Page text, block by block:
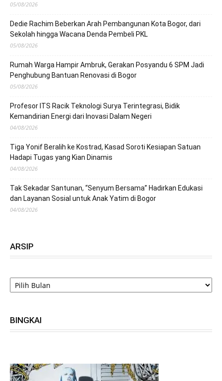
05/08/2026
Dedie Rachim Beberkan Arah Pembangunan Kota Bogor, dari
Sekolah hingga Wacana Denda Pembeli PKL
05/08/2026
Rumah Warga Hampir Ambruk, Gerakan Posyandu 6 SPM Jadi
Penghubung Bantuan Renovasi di Bogor
05/08/2026
Profesor ITS Racik Teknologi Surya Terintegrasi, Bidik
Kemandirian Energi dari Inovasi Dalam Negeri
04/08/2026
Tiga Yonif Beralih ke Kostrad, Kasad Soroti Kesiapan Satuan
Hadapi Tugas yang Kian Dinamis
04/08/2026
Tak Sekadar Santunan, “Senyum Bersama” Hadirkan Edukasi
dan Layanan Sosial untuk Anak Yatim di Bogor
04/08/2026
ARSIP
ARSIP
BINGKAI